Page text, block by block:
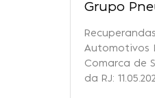
Grupo
Automotivos
Comarca de
da RJ: